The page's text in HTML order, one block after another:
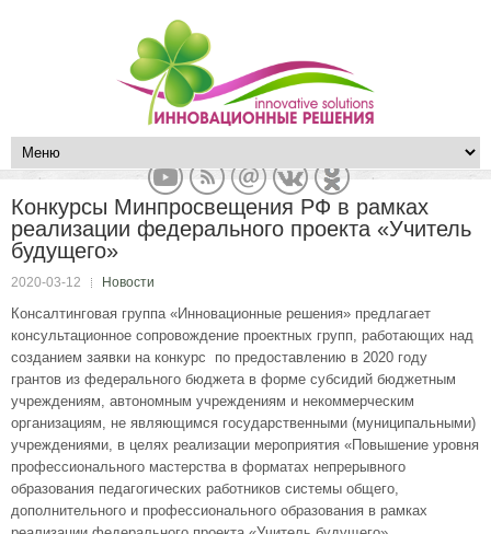
Конкурсы Минпросвещения РФ в рамках
реализации федерального проекта «Учитель
будущего»
2020-03-12 Новости
Консалтинговая группа «Инновационные решения» предлагает
консультационное сопровождение проектных групп, работающих над
созданием заявки на конкурс по предоставлению в 2020 году
грантов из федерального бюджета в форме субсидий бюджетным
учреждениям, автономным учреждениям и некоммерческим
организациям, не являющимся государственными (муниципальными)
учреждениями, в целях реализации мероприятия «Повышение уровня
профессионального мастерства в форматах непрерывного
образования педагогических работников системы общего,
дополнительного и профессионального образования в рамках